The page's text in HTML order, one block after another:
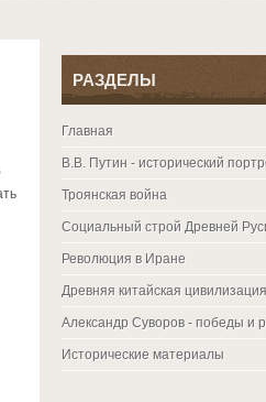
РАЗДЕЛЫ
Главная
В.В. Путин - исторический
Троянская война
Социальный строй Древней
Революция в Иране
Древняя китайская
Александр Суворов - победы и
Исторические материалы